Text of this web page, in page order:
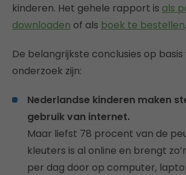
kinderen. Het gehele rapport is als
downloaden of als boek te bestellen.
De belangrijkste conclusies op basis
onderzoek zijn:
Nederlandse kinderen maken
gebruik van internet.
Maar liefst 78 procent van de
kleuters is al online en brengt
per dag door op computer,